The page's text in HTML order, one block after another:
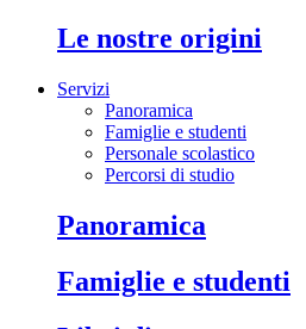
le nostre origini
Servizi
Panoramica
Famiglie e studenti
Personale scolastico
Percorsi di studio
panoramica
famiglie e studenti